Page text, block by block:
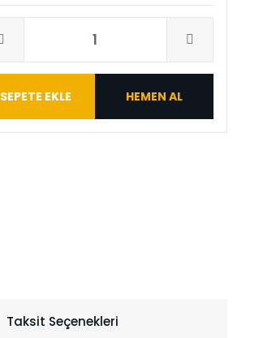
SEPETE EKLE HEMEN AL
Taksit Seçenekleri